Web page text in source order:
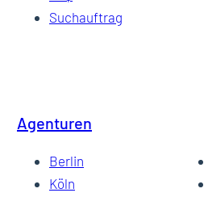
Suchauftrag
Agenturen
Berlin
Köln